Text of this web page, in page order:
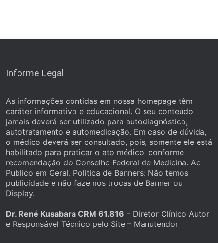
Informe Legal
As informações contidas em nossa homepage têm
caráter informativo e educacional. O seu conteúdo
jamais deverá ser utilizado para autodiagnóstico,
autotratamento e automedicação. Em caso de dúvida,
o médico deverá ser consultado, pois, somente ele está
habilitado para praticar o ato médico, conforme
recomendação do Conselho Federal de Medicina. Ao
Publico em Geral. Politica de Banners: Não temos
publicidade e não fazemos trocas de Banner ou
Display.
Dr. René Kusabara CRM 61.816 – Diretor Clínico Autor
e Responsável Técnico pelo Site – Manutendor